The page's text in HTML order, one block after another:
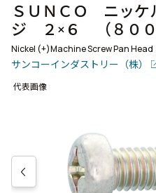
ＳＵＮＣＯ ニッケ
ジ ２×６ （８０
Nickel (+)Machine Screw Pan Head
サンコーインダストリー（株）
代表画像